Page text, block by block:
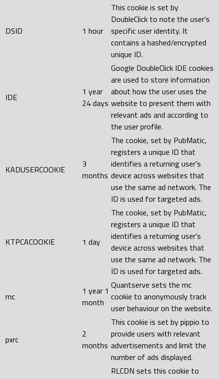
DSID 1 hour
This cookie is set by
DoubleClick to note the user's
specific user identity. It
contains a hashed/encrypted
unique ID.
IDE
1 year
24 days
Google DoubleClick IDE cookies
are used to store information
about how the user uses the
website to present them with
relevant ads and according to
the user profile.
KADUSERCOOKIE
3
months
The cookie, set by PubMatic,
registers a unique ID that
identifies a returning user's
device across websites that
use the same ad network. The
ID is used for targeted ads.
KTPCACOOKIE 1 day
The cookie, set by PubMatic,
registers a unique ID that
identifies a returning user's
device across websites that
use the same ad network. The
ID is used for targeted ads.
mc
1 year 1
month
Quantserve sets the mc
cookie to anonymously track
user behaviour on the website.
pxrc
2
months
This cookie is set by pippio to
provide users with relevant
advertisements and limit the
number of ads displayed.
RLCDN sets this cookie to